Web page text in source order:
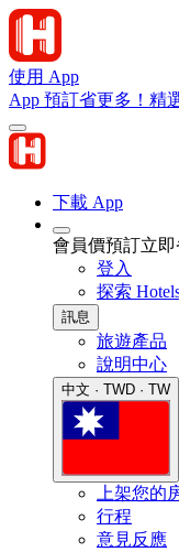
使用 App
App 預訂省更多！精
下載 App
會員價預訂立即
登入
探索
訊息
旅遊產品
說明中心
中文 · TWD · TW
上架您的
行程
意見反應